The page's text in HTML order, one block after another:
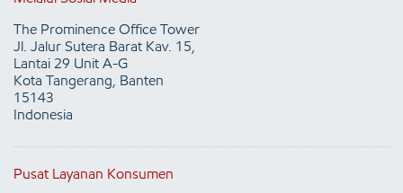
The Prominence Office Tower
Jl. Jalur Sutera Barat Kav. 15,
Lantai 29 Unit A-G
Kota Tangerang, Banten
15143
Indonesia
Pusat Layanan Konsumen